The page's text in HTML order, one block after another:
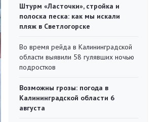
Штурм «Ласточки», стройка и
полоска песка: как мы искали
пляж в Светлогорске
Во время рейда в Калининградской
области выявили 58 гулявших ночью
подростков
Возможны грозы: погода в
Калининградской области 6
августа